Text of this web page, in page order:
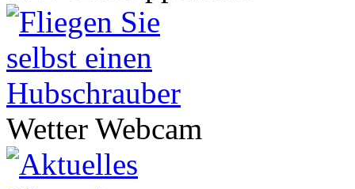
Wetter Webcam